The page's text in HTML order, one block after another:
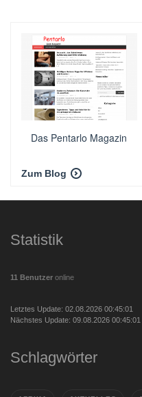
Das Pentarlo Magazin
Zum Blog
Statistik
11 Benutzer online
Letztes Update: 02.08.2026 00:45:01
Nächstes Update: 09.08.2026 00:45:01
Schlagwörter